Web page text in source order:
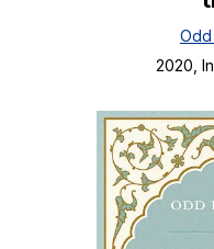
Fury Bound - Sable
Elizabeth Strout
Hypopressiv trening
2020 ,